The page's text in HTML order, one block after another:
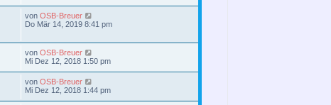
von OSB-Breuer
Do Mär 14, 2019 8:41 pm
von OSB-Breuer
Mi Dez 12, 2018 1:50 pm
von OSB-Breuer
Mi Dez 12, 2018 1:44 pm